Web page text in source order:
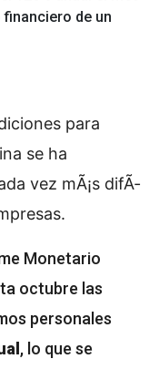
de un
para
se ha
vez mÃ¡s difÃ­
Monetario
octubre las
personales
, lo que se